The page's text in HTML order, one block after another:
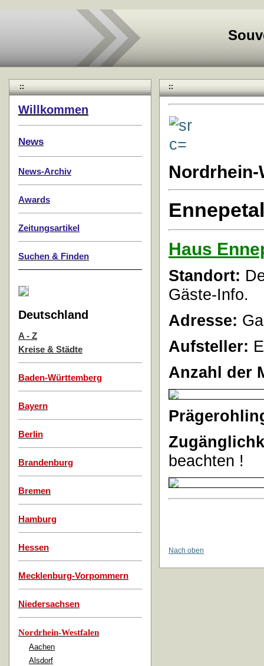
::
Willkommen
News
News-Archiv
Awards
Zeitungsartikel
Suchen & Finden
Deutschland
A - Z
Kreise & Städte
Baden-Württemberg
Bayern
Berlin
Brandenburg
Bremen
Hamburg
Hessen
Mecklenburg-Vorpommern
Niedersachsen
Nordrhein-Westfalen
Aachen
Alsdorf
::
Nordrhein-
Ennepetal
Haus
Standort:
Gäste-Info.
Adresse:
Aufsteller:
Anzahl der
beachten !
Nach oben